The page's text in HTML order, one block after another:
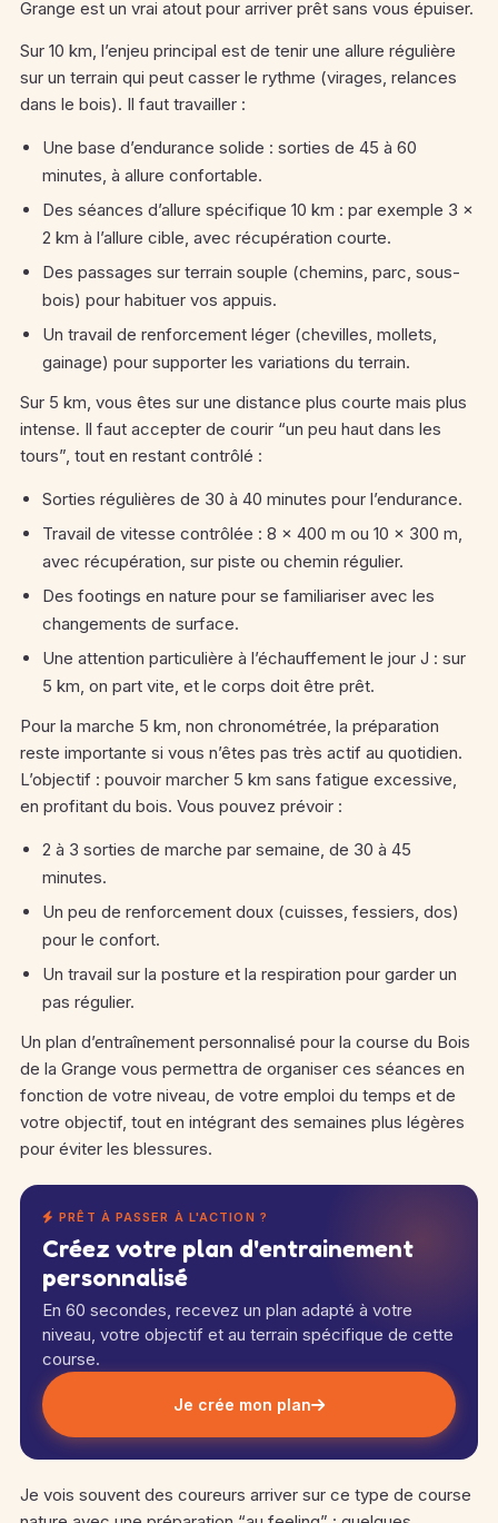
Grange est un vrai atout pour arriver prêt sans vous épuiser.
Sur 10 km, l’enjeu principal est de tenir une allure régulière
sur un terrain qui peut casser le rythme (virages, relances
dans le bois). Il faut travailler :
Une base d’endurance solide : sorties de 45 à 60
minutes, à allure confortable.
Des séances d’allure spécifique 10 km : par exemple 3 ×
2 km à l’allure cible, avec récupération courte.
Des passages sur terrain souple (chemins, parc, sous-
bois) pour habituer vos appuis.
Un travail de renforcement léger (chevilles, mollets,
gainage) pour supporter les variations du terrain.
Sur 5 km, vous êtes sur une distance plus courte mais plus
intense. Il faut accepter de courir “un peu haut dans les
tours”, tout en restant contrôlé :
Sorties régulières de 30 à 40 minutes pour l’endurance.
Travail de vitesse contrôlée : 8 × 400 m ou 10 × 300 m,
avec récupération, sur piste ou chemin régulier.
Des footings en nature pour se familiariser avec les
changements de surface.
Une attention particulière à l’échauffement le jour J : sur
5 km, on part vite, et le corps doit être prêt.
Pour la marche 5 km, non chronométrée, la préparation
reste importante si vous n’êtes pas très actif au quotidien.
L’objectif : pouvoir marcher 5 km sans fatigue excessive,
en profitant du bois. Vous pouvez prévoir :
2 à 3 sorties de marche par semaine, de 30 à 45
minutes.
Un peu de renforcement doux (cuisses, fessiers, dos)
pour le confort.
Un travail sur la posture et la respiration pour garder un
pas régulier.
Un plan d’entraînement personnalisé pour la course du Bois
de la Grange vous permettra de organiser ces séances en
fonction de votre niveau, de votre emploi du temps et de
votre objectif, tout en intégrant des semaines plus légères
pour éviter les blessures.
PRÊT À PASSER À L'ACTION ?
Créez votre plan d'entrainement
personnalisé
En 60 secondes, recevez un plan adapté à votre
niveau, votre objectif et au terrain spécifique de cette
course.
Je crée mon plan
Je vois souvent des coureurs arriver sur ce type de course